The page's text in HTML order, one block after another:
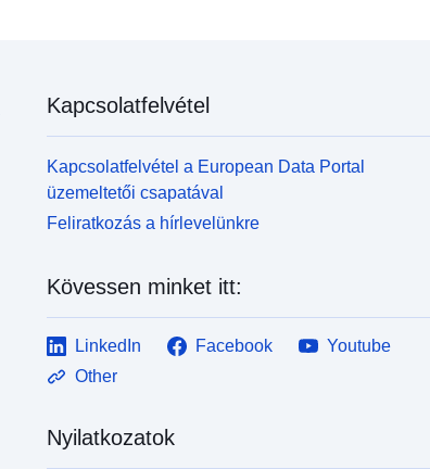
Kapcsolatfelvétel
Kapcsolatfelvétel a European Data Portal
üzemeltetői csapatával
Feliratkozás a hírlevelünkre
Kövessen minket itt:
LinkedIn Facebook
Youtube
Other
Nyilatkozatok